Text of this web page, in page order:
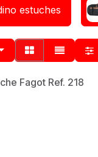
estuches
Fagot Ref. 218